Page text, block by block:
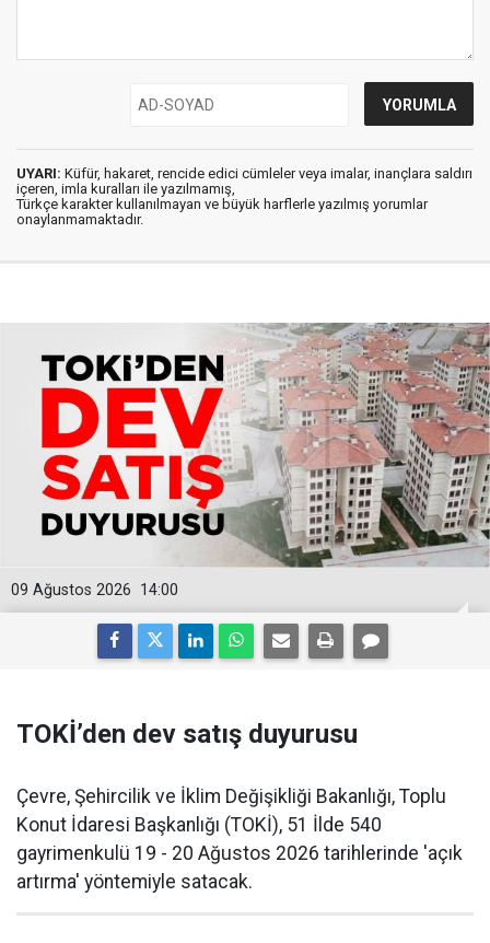
UYARI: Küfür, hakaret, rencide edici cümleler veya imalar, inançlara saldırı
içeren, imla kuralları ile yazılmamış,
Türkçe karakter kullanılmayan ve büyük harflerle yazılmış yorumlar
onaylanmamaktadır.
14:00
09 Ağustos 2026
TOKİ’den dev satış duyurusu
Çevre, Şehircilik ve İklim Değişikliği Bakanlığı, Toplu
Konut İdaresi Başkanlığı (TOKİ), 51 İlde 540
gayrimenkulü 19 - 20 Ağustos 2026 tarihlerinde 'açık
artırma' yöntemiyle satacak.